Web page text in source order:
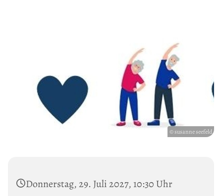
© susanne seefeld
Donnerstag, 29. Juli 2027, 10:30 Uhr